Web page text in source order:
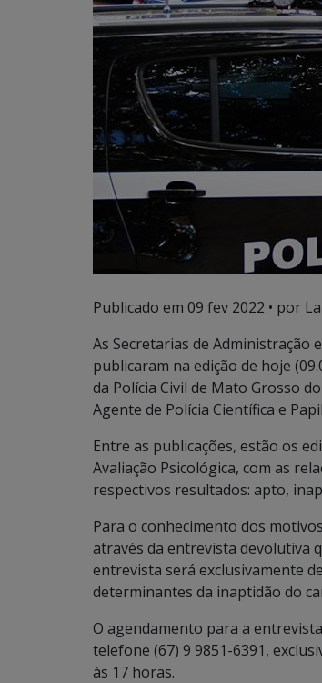
Publicado em 09 fev 2022 • por
As Secretarias de Administração
publicaram na edição de hoje
da Polícia Civil de Mato Grosso
Agente de Polícia Científica e
Entre as publicações, estão os
Avaliação Psicológica, com as
respectivos resultados: apto,
Para o conhecimento dos
através da entrevista devolutiva
entrevista será exclusivamente
determinantes da inaptidão do
O agendamento para a
telefone (67) 9 9851-6391,
às 17 horas.